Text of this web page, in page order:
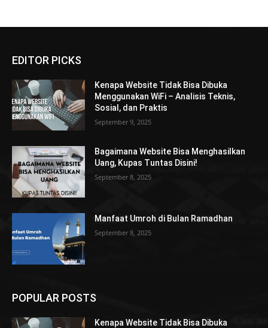
EDITOR PICKS
Kenapa Website Tidak Bisa Dibuka
Menggunakan WiFi – Analisis Teknis,
Sosial, dan Praktis
September 9, 2025
Bagaimana Website Bisa Menghasilkan
Uang, Kupas Tuntas Disini!
September 8, 2025
Manfaat Umroh di Bulan Ramadhan
September 8, 2025
POPULAR POSTS
Kenapa Website Tidak Bisa Dibuka